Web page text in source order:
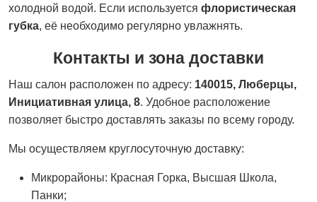
холодной водой. Если используется флористическая
губка, её необходимо регулярно увлажнять.
Контакты и зона доставки
Наш салон расположен по адресу: 140015, Люберцы,
Инициативная улица, 8. Удобное расположение
позволяет быстро доставлять заказы по всему городу.
Мы осуществляем круглосуточную доставку:
Микрорайоны: Красная Горка, Высшая Школа,
Панки;